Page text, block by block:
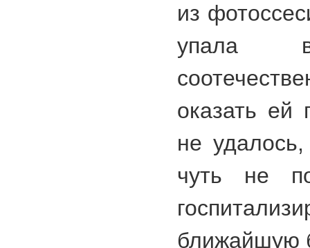
из
упала
оказать
не
чуть не
ближайшую